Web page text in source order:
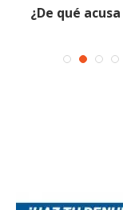
¿De qué